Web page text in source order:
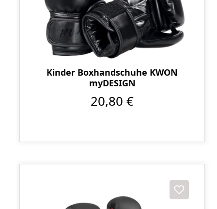
Kinder Boxhandschuhe KWON
myDESIGN
20,80 €